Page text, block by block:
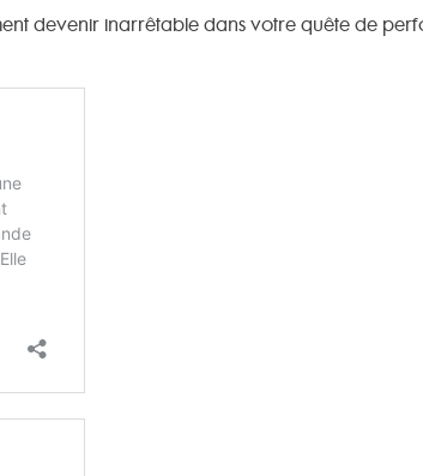
devenir inarrêtable dans votre quête de